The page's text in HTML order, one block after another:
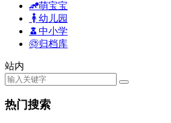
萌宝宝
幼儿园
中小学
归档库
站内
热门搜索